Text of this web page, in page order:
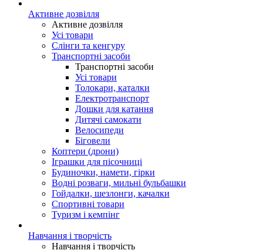
Активне дозвілля
Активне дозвілля
Усі товари
Слінги та кенгуру
Транспортні засоби
Транспортні засоби
Усі товари
Толокари, каталки
Електротранспорт
Дошки для катання
Дитячі самокати
Велосипеди
Біговели
Коптери (дрони)
Іграшки для пісочниці
Будиночки, намети, гірки
Водні розваги, мильні бульбашки
Гойдалки, шезлонги, качалки
Спортивні товари
Туризм і кемпінг
Навчання і творчість
Навчання і творчість